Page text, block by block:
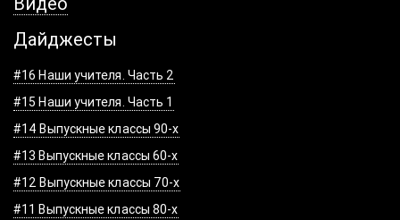
Дайджесты
#16 Наши учителя. Часть 2
#15 Наши учителя. Часть 1
#14 Выпускные классы 90-х
#13 Выпускные классы 60-х
#12 Выпускные классы 70-х
#11 Выпускные классы 80-х